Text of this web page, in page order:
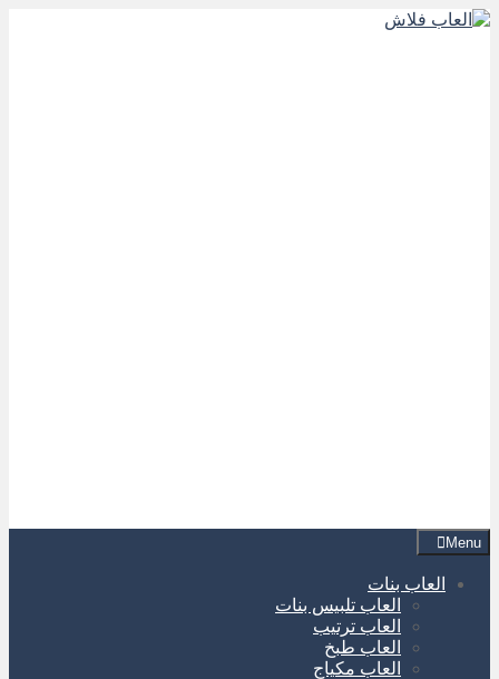
Menu
العاب بنات
العاب تلبيس بنات
العاب ترتيب
العاب طبخ
العاب مكياج